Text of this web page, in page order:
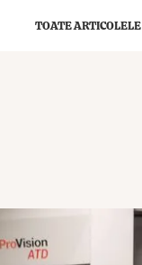
TOATE ARTICOLELE